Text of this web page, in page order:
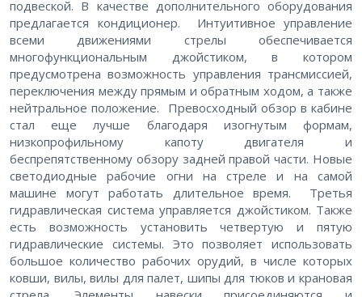
подвеской. В качестве дополнительного оборудования
предлагается кондиционер. Интуитивное управление
всеми движениями стрелы обеспечивается
многофункциональным джойстиком, в котором
предусмотрена возможность управления трансмиссией,
переключения между прямым и обратным ходом, а также
нейтральное положение. Превосходный обзор в кабине
стал еще лучше благодаря изогнутым формам,
низкопрофильному капоту двигателя и
беспрепятственному обзору задней правой части. Новые
светодиодные рабочие огни на стреле и на самой
машине могут работать длительное время. Третья
гидравлическая система управляется джойстиком. Также
есть возможность установить четвертую и пятую
гидравлические системы. Это позволяет использовать
большое количество рабочих орудий, в числе которых
ковши, вилы, вилы для палет, шипы для тюков и крановая